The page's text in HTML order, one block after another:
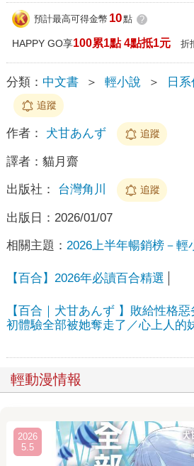
預計最高可得金幣 10點 ?
HAPPY GO享100累1點 4點抵1元 折
分類： 中文書 ＞ 輕小說 ＞ 日
追蹤
作者： 犬甘あんず 追蹤
譯者： 貓月齋
出版社： 台灣角川 追蹤
出版日： 2026/01/07
相關主題： 2026上半年暢銷榜－輕
【百合】2026年必讀百合精選
【百合｜犬甘あんず 】敗給性格
初體驗全部被她奪走了／心上人的
輕動漫情報
2026
5.5